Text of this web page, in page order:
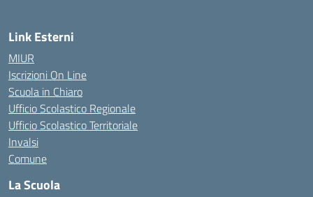
Link Esterni
MIUR
Iscrizioni On Line
Scuola in Chiaro
Ufficio Scolastico Regionale
Ufficio Scolastico Territoriale
Invalsi
Comune
La Scuola